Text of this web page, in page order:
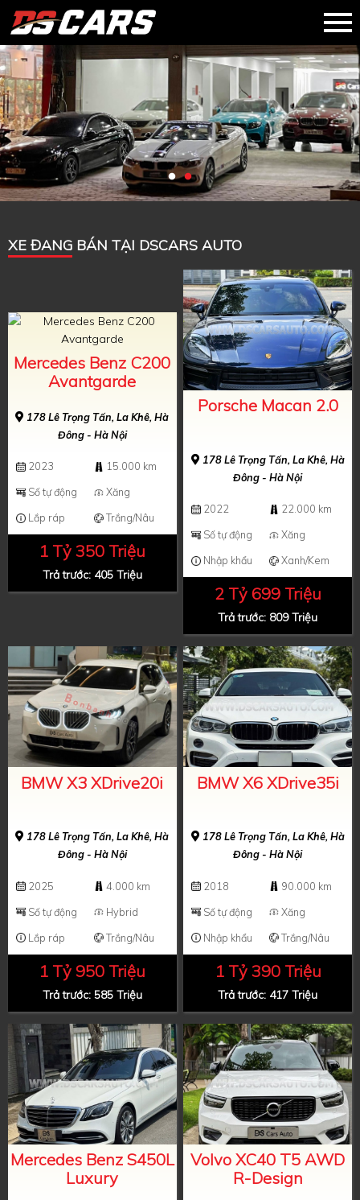
XE ĐANG BÁN TẠI DSCARS AUTO
Mercedes Benz C200
Avantgarde
178 Lê Trọng Tấn, La Khê, Hà
Đông - Hà Nội
2023
15.000 km
Số tự động
Xăng
Lắp ráp
Trắng/Nâu
1 Tỷ 350 Triệu
Trả trước: 405 Triệu
Porsche Macan 2.0
178 Lê Trọng Tấn, La Khê, Hà
Đông - Hà Nội
2022
22.000 km
Số tự động
Xăng
Nhập khẩu
Xanh/Kem
2 Tỷ 699 Triệu
Trả trước: 809 Triệu
BMW X3 XDrive20i
178 Lê Trọng Tấn, La Khê, Hà
Đông - Hà Nội
2025
4.000 km
Số tự động
Hybrid
Lắp ráp
Trắng/Nâu
1 Tỷ 950 Triệu
Trả trước: 585 Triệu
BMW X6 XDrive35i
178 Lê Trọng Tấn, La Khê, Hà
Đông - Hà Nội
2018
90.000 km
Số tự động
Xăng
Nhập khẩu
Trắng/Nâu
1 Tỷ 390 Triệu
Trả trước: 417 Triệu
Mercedes Benz S450L
Luxury
Volvo XC40 T5 AWD
R-Design